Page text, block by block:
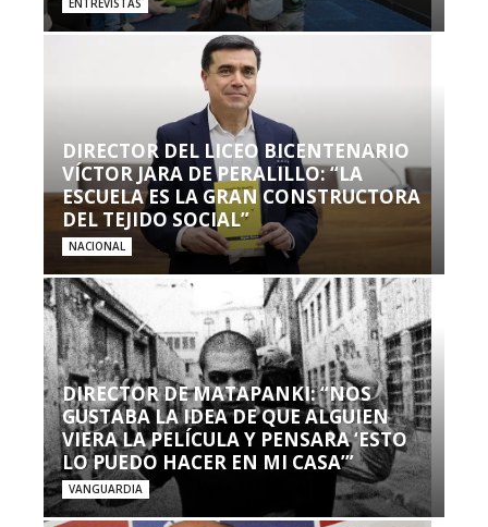
ENTREVISTAS
DIRECTOR DEL LICEO BICENTENARIO
VÍCTOR JARA DE PERALILLO: “LA
ESCUELA ES LA GRAN CONSTRUCTORA
DEL TEJIDO SOCIAL”
NACIONAL
DIRECTOR DE MATAPANKI: “NOS
GUSTABA LA IDEA DE QUE ALGUIEN
VIERA LA PELÍCULA Y PENSARA ‘ESTO
LO PUEDO HACER EN MI CASA’”
VANGUARDIA